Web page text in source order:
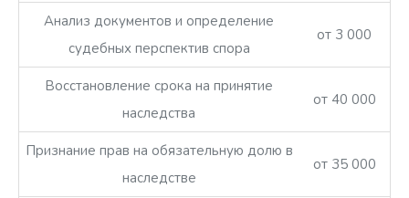
Анализ документов и определение
судебных перспектив спора
от 3 000
Восстановление срока на принятие
наследства
от 40 000
Признание прав на обязательную долю в
наследстве
от 35 000